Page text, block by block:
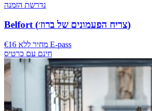
נדרשת הזמנה
Belfort (צריח הפעמונים של ברוז׳)
€16 מחיר ללא E-pass
חינם עם כרטיס